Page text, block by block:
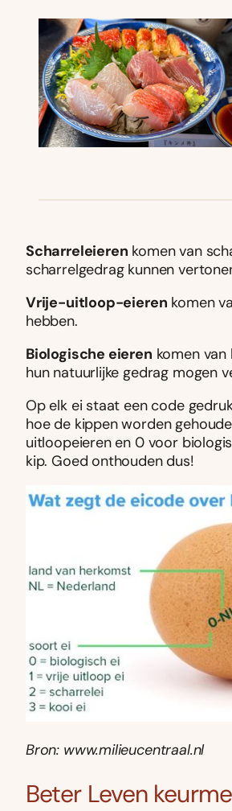
Scharreleieren komen van
scharrelgedrag kunnen
Vrije-uitloop-eieren komen
hebben.
Biologische eieren komen
hun natuurlijke gedrag mogen
Op elk ei staat een code
hoe de kippen worden
uitloopeieren en 0 voor
kip. Goed onthouden dus!
Bron: www.milieucentraal.nl
Beter Leven